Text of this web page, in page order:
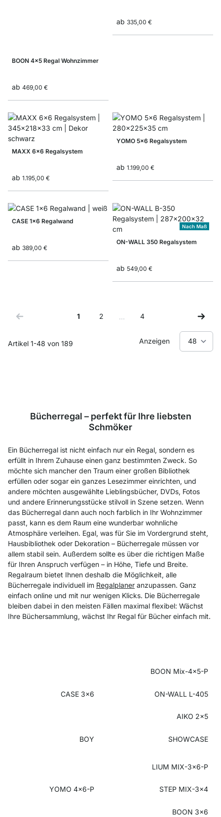
BOON 4x5 Regal Wohnzimmer
ab 469,00 €
ab 335,00 €
MAXX 6x6 Regalsystem
ab 1.195,00 €
YOMO 5x6 Regalsystem
ab 1.199,00 €
CASE 1x6 Regalwand
ab 389,00 €
Nach Maß
ON-WALL 350 Regalsystem
ab 549,00 €
Artikel 1-48 von 189
Sie lesen gerade Seite
1
Seite
2 …
Seite
4
Anzeigen
Bücherregal – perfekt für Ihre liebsten
Schmöker
Ein Bücherregal ist nicht einfach nur ein Regal, sondern es
erfüllt in Ihrem Zuhause einen ganz bestimmten Zweck. So
möchte sich mancher den Traum einer großen Bibliothek
erfüllen oder sogar ein ganzes Lesezimmer einrichten, und
andere möchten ausgewählte Lieblingsbücher, DVDs, Fotos
und andere Erinnerungsstücke stilvoll in Szene setzen. Wenn
das Bücherregal dann auch noch farblich in Ihr Wohnzimmer
passt, kann es dem Raum eine wunderbar wohnliche
Atmosphäre verleihen. Egal, was für Sie im Vordergrund steht,
Hausbibliothek oder Dekoration – Bücherregale müssen vor
allem stabil sein. Außerdem sollte es über die richtigen Maße
für Ihren Anspruch verfügen – in Höhe, Tiefe und Breite.
Regalraum bietet Ihnen deshalb die Möglichkeit, alle
Bücherregale individuell im Regalplaner anzupassen. Ganz
einfach online und mit nur wenigen Klicks. Die Bücherregale
bleiben dabei in den meisten Fällen maximal flexibel: Wächst
Ihre Büchersammlung, wächst Ihr Regal für Bücher einfach mit.
BOON Mix-4x5-P
CASE 3x6 ON-WALL L-405
AIKO 2x5
BOY SHOWCASE
LIUM MIX-3x6-P
YOMO 4x6-P STEP MIX-3x4
BOON 3x6